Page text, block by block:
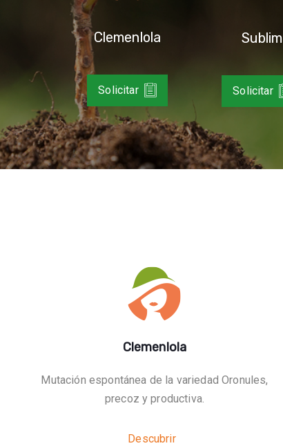
Clemenlola
Solicitar
Sublim
Solicitar
Clemenlola
Mutación espontánea de la variedad Oronules,
precoz y productiva.
Descubrir